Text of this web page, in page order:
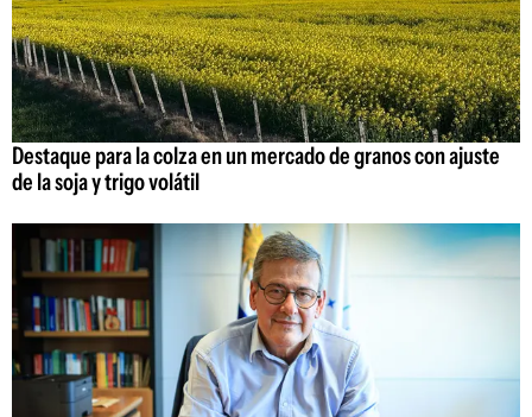
Destaque para la colza en un mercado de granos con ajuste
de la soja y trigo volátil